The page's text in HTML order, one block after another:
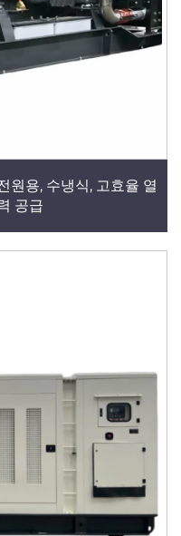
용, 수냉식, 고효율 열
공급